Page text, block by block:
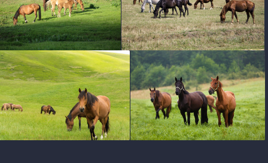
photo photo
photo photo